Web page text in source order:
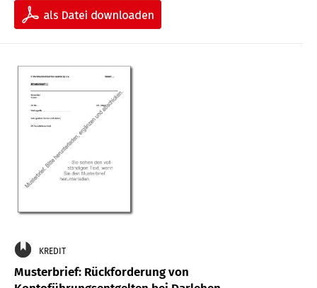
KREDIT
Musterbrief: Rückforderung von